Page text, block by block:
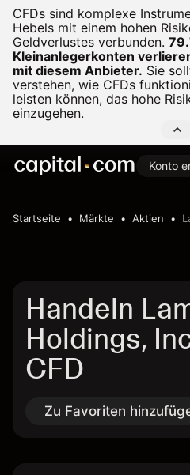
CFDs sind komplexe
Hebels mit einem hohen
Geldverlustes verbunden.
Kleinanlegerkonten
mit diesem Anbieter. Sie
verstehen, wie CFDs
leisten können, das hohe
einzugehen.
Konto
Startseite Märkte Aktien
Handeln
Holdings,
CFD
Zu Favoriten